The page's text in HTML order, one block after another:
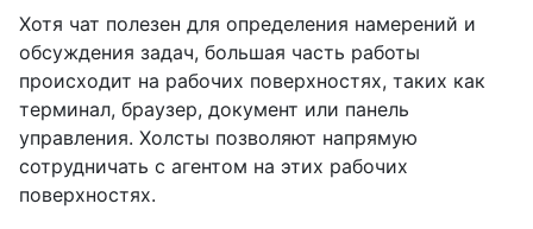
Хотя чат полезен для определения намерений и
обсуждения задач, большая часть работы
происходит на рабочих поверхностях, таких как
терминал, браузер, документ или панель
управления. Холсты позволяют напрямую
сотрудничать с агентом на этих рабочих
поверхностях.